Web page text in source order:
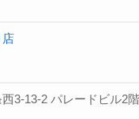
店
3-13-2 パレードビル2階